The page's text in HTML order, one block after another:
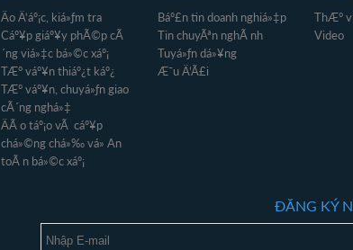
Äo Ä‘áº¡c, kiá»ƒm tra
Cáº¥p giáº¥y phÃ©p cÃ
´ng viá»‡c bá»©c xáº¡
TÆ° váº¥n thiáº¿t káº¿
TÆ° váº¥n, chuyá»ƒn giao
cÃ´ng nghá»‡
ÄÃ o táº¡o vÃ cáº¥p
chá»©ng chá»‰ vá» An
toÃ n bá»©c xáº¡
Báº£n tin doanh nghiá»‡p
Tin chuyÃªn nghÃ nh
Tuyá»ƒn dá»¥ng
Æ¯u Ä‘Ã£i
ThÆ°
Video
ĐĂNG KÝ